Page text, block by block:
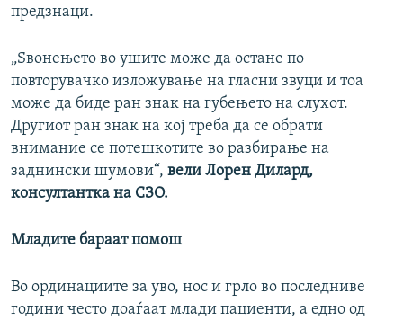
предзнаци.
„Ѕвонењето во ушите може да остане по
повторувачко изложување на гласни звуци и тоа
може да биде ран знак на губењето на слухот.
Другиот ран знак на кој треба да се обрати
внимание се потешкотите во разбирање на
заднински шумови“, вели Лорен Дилард,
консултантка на СЗО.
Младите бараат помош
Во ординациите за уво, нос и грло во последниве
години често доаѓаат млади пациенти, а едно од